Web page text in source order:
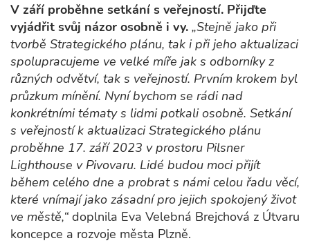
V září proběhne setkání s veřejností. Přijďte
vyjádřit svůj názor osobně i vy. „Stejně jako při
tvorbě Strategického plánu, tak i při jeho aktualizaci
spolupracujeme ve velké míře jak s odborníky z
různých odvětví, tak s veřejností. Prvním krokem byl
průzkum mínění. Nyní bychom se rádi nad
konkrétními tématy s lidmi potkali osobně. Setkání
s veřejností k aktualizaci Strategického plánu
proběhne 17. září 2023 v prostoru Pilsner
Lighthouse v Pivovaru. Lidé budou moci přijít
během celého dne a probrat s námi celou řadu věcí,
které vnímají jako zásadní pro jejich spokojený život
ve městě,“ doplnila Eva Velebná Brejchová z Útvaru
koncepce a rozvoje města Plzně.